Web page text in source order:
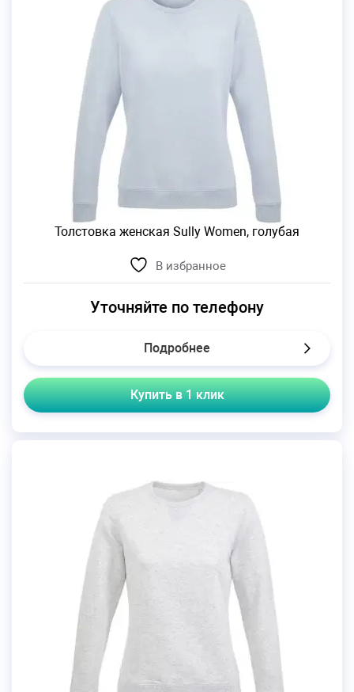
Толстовка женская Sully Women, голубая
В избранное
Уточняйте по телефону
Подробнее
Купить в 1 клик